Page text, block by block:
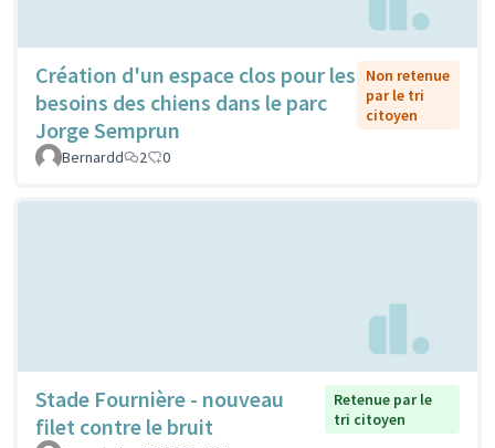
Création d'un espace clos pour les
besoins des chiens dans le parc
Jorge Semprun
Non retenue
par le tri
citoyen
Bernardd 2 0
Stade Fournière - nouveau
filet contre le bruit
Retenue par le
tri citoyen